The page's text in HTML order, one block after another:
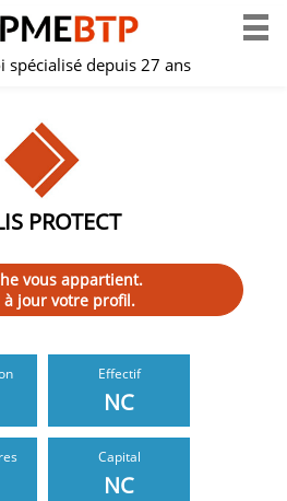
spécialisé depuis 27 ans
PROTECT
vous appartient.
à jour votre profil.
Effectif
NC
Capital
NC